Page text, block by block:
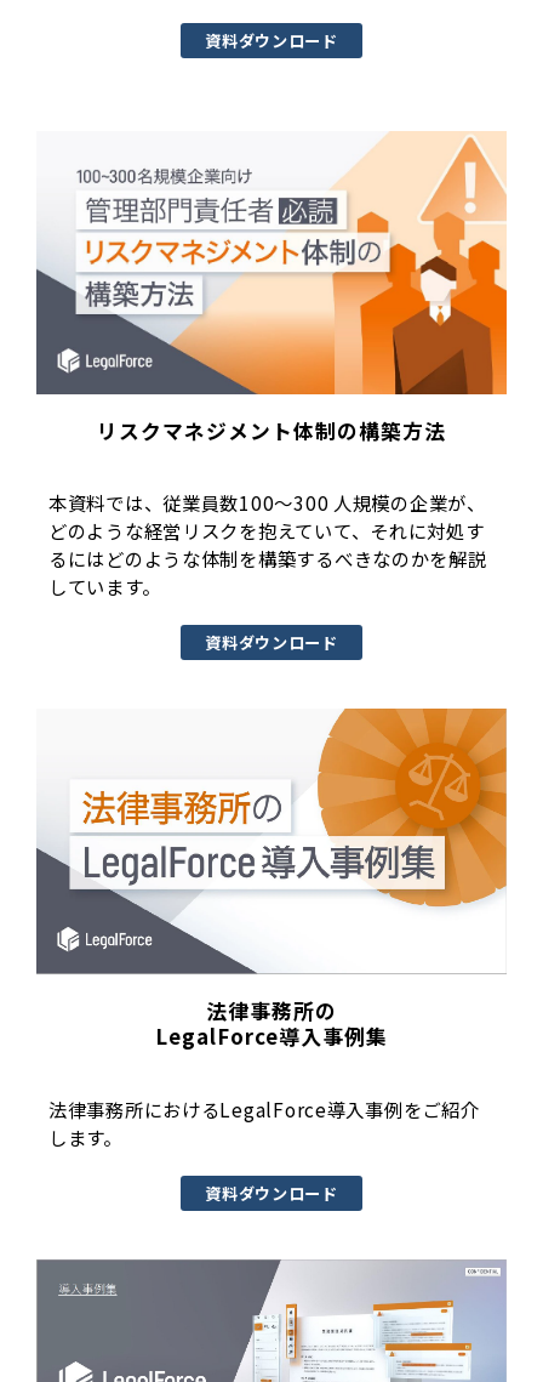
資料ダウンロード
リスクマネジメント体制の構築方法
本資料では、従業員数100～300 人規模の企業が、
どのような経営リスクを抱えていて、それに対処す
るにはどのような体制を構築するべきなのかを解説
しています。
資料ダウンロード
法律事務所の
LegalForce導入事例集
法律事務所におけるLegalForce導入事例をご紹介
します。
資料ダウンロード